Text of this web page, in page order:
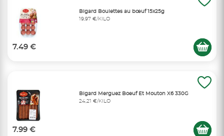
Bigard Boulettes au bœuf 15x25g
19,97 €/KILO
7.49 €
Bigard Merguez Boeuf Et Mouton X6 330G
24,21 €/KILO
7.99 €